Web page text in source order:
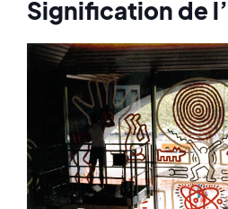
Signification de